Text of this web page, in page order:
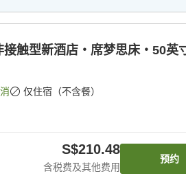
触型新酒店・席梦思床・50英
仅住宿（不含餐）
S$210.48
含税费及其他费用
预约